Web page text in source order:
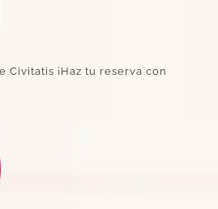
Civitatis ¡Haz tu reserva con